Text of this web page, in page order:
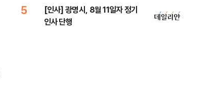
5
[인사] 광명시, 8월 11일자 정기
인사 단행